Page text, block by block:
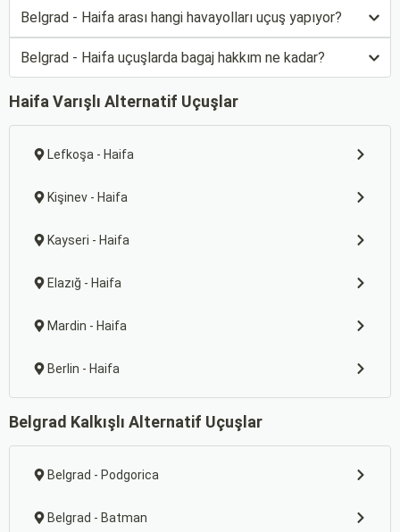
Belgrad - Haifa arası hangi havayolları uçuş yapıyor?
Belgrad - Haifa uçuşlarda bagaj hakkım ne kadar?
Haifa Varışlı Alternatif Uçuşlar
Lefkoşa - Haifa
Kişinev - Haifa
Kayseri - Haifa
Elazığ - Haifa
Mardin - Haifa
Berlin - Haifa
Belgrad Kalkışlı Alternatif Uçuşlar
Belgrad - Podgorica
Belgrad - Batman